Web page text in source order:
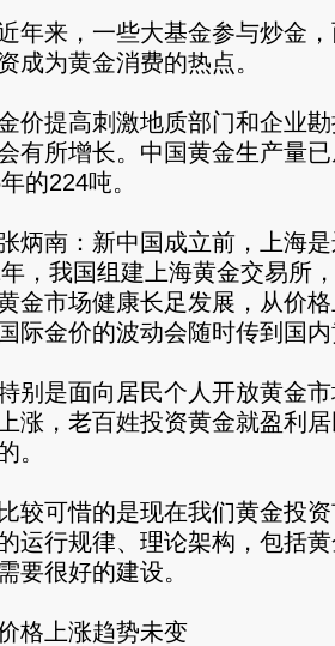
来，一些大基金参与炒金，
成为黄金消费的热点。
提高刺激地质部门和企业勘
有所增长。中国黄金生产量
的224吨。
南：新中国成立前，上海是
，我国组建上海黄金交易所
金市场健康长足发展，从价
际金价的波动会随时传到国
是面向居民个人开放黄金市
涨，老百姓投资黄金就盈利
。
可惜的是现在我们黄金投资
运行规律、理论架构，包括
要很好的建设。
上涨趋势未变